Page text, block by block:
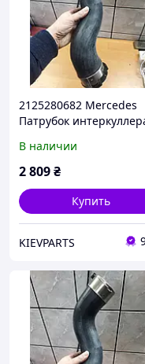
2125280682 Mercedes
Патрубок
В наличии
2 809₴
Купить
KIEVPARTS